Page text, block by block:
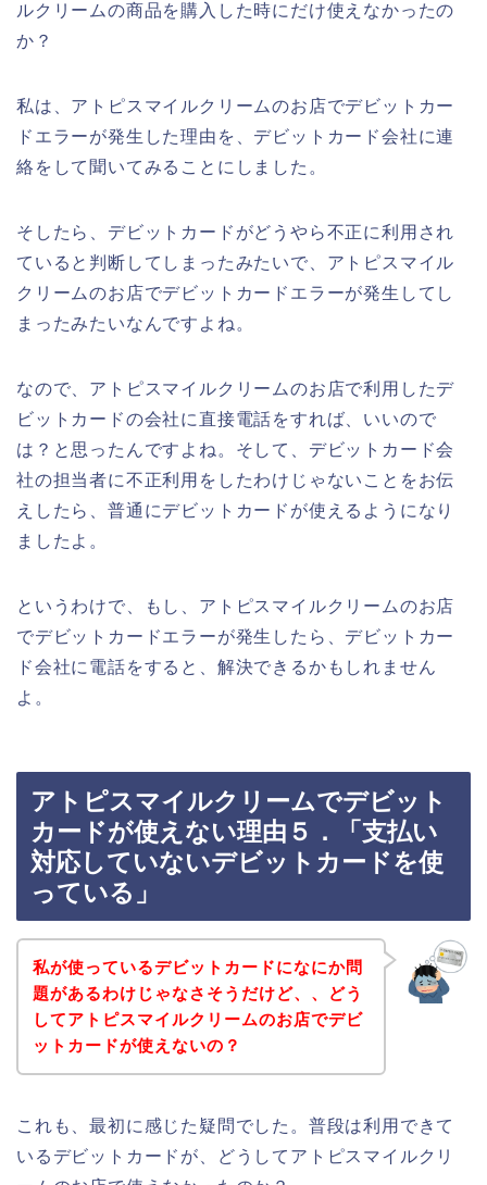
ルクリームの商品を購入した時にだけ使えなかったの
か？
私は、アトピスマイルクリームのお店でデビットカー
ドエラーが発生した理由を、デビットカード会社に連
絡をして聞いてみることにしました。
そしたら、デビットカードがどうやら不正に利用され
ていると判断してしまったみたいで、アトピスマイル
クリームのお店でデビットカードエラーが発生してし
まったみたいなんですよね。
なので、アトピスマイルクリームのお店で利用したデ
ビットカードの会社に直接電話をすれば、いいので
は？と思ったんですよね。そして、デビットカード会
社の担当者に不正利用をしたわけじゃないことをお伝
えしたら、普通にデビットカードが使えるようになり
ましたよ。
というわけで、もし、アトピスマイルクリームのお店
でデビットカードエラーが発生したら、デビットカー
ド会社に電話をすると、解決できるかもしれません
よ。
アトピスマイルクリームでデビット
カードが使えない理由５．「支払い
対応していないデビットカードを使
っている」
私が使っているデビットカードになにか問
題があるわけじゃなさそうだけど、、どう
してアトピスマイルクリームのお店でデビ
ットカードが使えないの？
これも、最初に感じた疑問でした。普段は利用できて
いるデビットカードが、どうしてアトピスマイルクリ